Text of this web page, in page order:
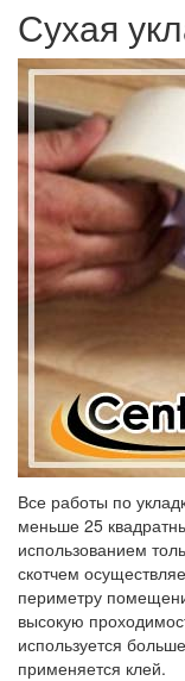
Сухая
Все работы по
меньше 25
использованием
скотчем
периметру
высокую
используется
применяется клей.